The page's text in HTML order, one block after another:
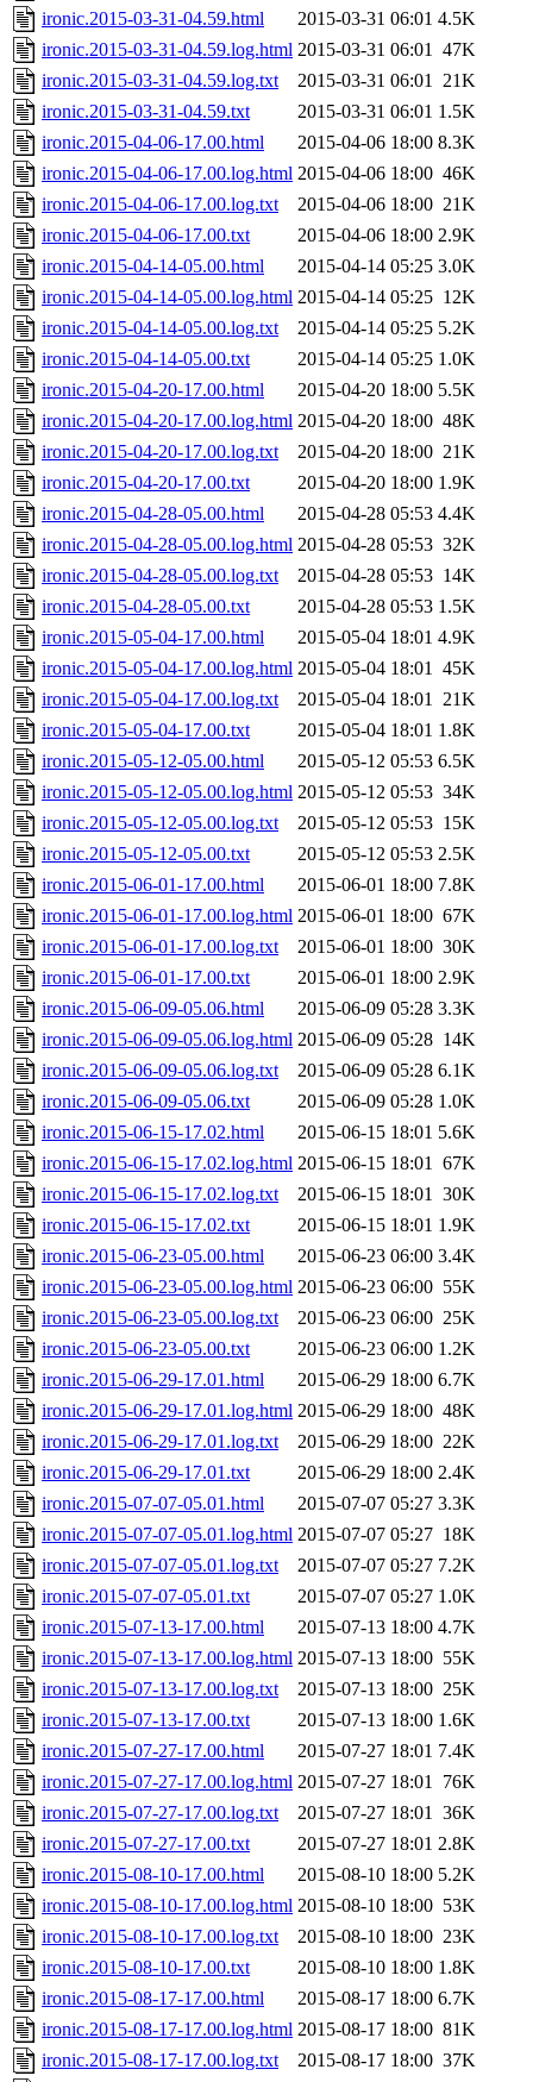
ironic.2015-03-31-04.59.html
2015-03-31 06:01 4.5K
ironic.2015-03-31-04.59.log.html 2015-03-31 06:01 47K
ironic.2015-03-31-04.59.log.txt
2015-03-31 06:01 21K
ironic.2015-03-31-04.59.txt
2015-03-31 06:01 1.5K
ironic.2015-04-06-17.00.html
2015-04-06 18:00 8.3K
ironic.2015-04-06-17.00.log.html 2015-04-06 18:00 46K
ironic.2015-04-06-17.00.log.txt
2015-04-06 18:00 21K
ironic.2015-04-06-17.00.txt
2015-04-06 18:00 2.9K
ironic.2015-04-14-05.00.html
2015-04-14 05:25 3.0K
ironic.2015-04-14-05.00.log.html 2015-04-14 05:25 12K
ironic.2015-04-14-05.00.log.txt
2015-04-14 05:25 5.2K
ironic.2015-04-14-05.00.txt
2015-04-14 05:25 1.0K
ironic.2015-04-20-17.00.html
2015-04-20 18:00 5.5K
ironic.2015-04-20-17.00.log.html 2015-04-20 18:00 48K
ironic.2015-04-20-17.00.log.txt
2015-04-20 18:00 21K
ironic.2015-04-20-17.00.txt
2015-04-20 18:00 1.9K
ironic.2015-04-28-05.00.html
2015-04-28 05:53 4.4K
ironic.2015-04-28-05.00.log.html 2015-04-28 05:53 32K
ironic.2015-04-28-05.00.log.txt
2015-04-28 05:53 14K
ironic.2015-04-28-05.00.txt
2015-04-28 05:53 1.5K
ironic.2015-05-04-17.00.html
2015-05-04 18:01 4.9K
ironic.2015-05-04-17.00.log.html 2015-05-04 18:01 45K
ironic.2015-05-04-17.00.log.txt
2015-05-04 18:01 21K
ironic.2015-05-04-17.00.txt
2015-05-04 18:01 1.8K
ironic.2015-05-12-05.00.html
2015-05-12 05:53 6.5K
ironic.2015-05-12-05.00.log.html 2015-05-12 05:53 34K
ironic.2015-05-12-05.00.log.txt
2015-05-12 05:53 15K
ironic.2015-05-12-05.00.txt
2015-05-12 05:53 2.5K
ironic.2015-06-01-17.00.html
2015-06-01 18:00 7.8K
ironic.2015-06-01-17.00.log.html 2015-06-01 18:00 67K
ironic.2015-06-01-17.00.log.txt
2015-06-01 18:00 30K
ironic.2015-06-01-17.00.txt
2015-06-01 18:00 2.9K
ironic.2015-06-09-05.06.html
2015-06-09 05:28 3.3K
ironic.2015-06-09-05.06.log.html 2015-06-09 05:28 14K
ironic.2015-06-09-05.06.log.txt
2015-06-09 05:28 6.1K
ironic.2015-06-09-05.06.txt
2015-06-09 05:28 1.0K
ironic.2015-06-15-17.02.html
2015-06-15 18:01 5.6K
ironic.2015-06-15-17.02.log.html 2015-06-15 18:01 67K
ironic.2015-06-15-17.02.log.txt
2015-06-15 18:01 30K
ironic.2015-06-15-17.02.txt
2015-06-15 18:01 1.9K
ironic.2015-06-23-05.00.html
2015-06-23 06:00 3.4K
ironic.2015-06-23-05.00.log.html 2015-06-23 06:00 55K
ironic.2015-06-23-05.00.log.txt
2015-06-23 06:00 25K
ironic.2015-06-23-05.00.txt
2015-06-23 06:00 1.2K
ironic.2015-06-29-17.01.html
2015-06-29 18:00 6.7K
ironic.2015-06-29-17.01.log.html 2015-06-29 18:00 48K
ironic.2015-06-29-17.01.log.txt
2015-06-29 18:00 22K
ironic.2015-06-29-17.01.txt
2015-06-29 18:00 2.4K
ironic.2015-07-07-05.01.html
2015-07-07 05:27 3.3K
ironic.2015-07-07-05.01.log.html 2015-07-07 05:27 18K
ironic.2015-07-07-05.01.log.txt
2015-07-07 05:27 7.2K
ironic.2015-07-07-05.01.txt
2015-07-07 05:27 1.0K
ironic.2015-07-13-17.00.html
2015-07-13 18:00 4.7K
ironic.2015-07-13-17.00.log.html 2015-07-13 18:00 55K
ironic.2015-07-13-17.00.log.txt
2015-07-13 18:00 25K
ironic.2015-07-13-17.00.txt
2015-07-13 18:00 1.6K
ironic.2015-07-27-17.00.html
2015-07-27 18:01 7.4K
ironic.2015-07-27-17.00.log.html 2015-07-27 18:01 76K
ironic.2015-07-27-17.00.log.txt
2015-07-27 18:01 36K
ironic.2015-07-27-17.00.txt
2015-07-27 18:01 2.8K
ironic.2015-08-10-17.00.html
2015-08-10 18:00 5.2K
ironic.2015-08-10-17.00.log.html 2015-08-10 18:00 53K
ironic.2015-08-10-17.00.log.txt
2015-08-10 18:00 23K
ironic.2015-08-10-17.00.txt
2015-08-10 18:00 1.8K
ironic.2015-08-17-17.00.html
2015-08-17 18:00 6.7K
ironic.2015-08-17-17.00.log.html 2015-08-17 18:00 81K
ironic.2015-08-17-17.00.log.txt
2015-08-17 18:00 37K